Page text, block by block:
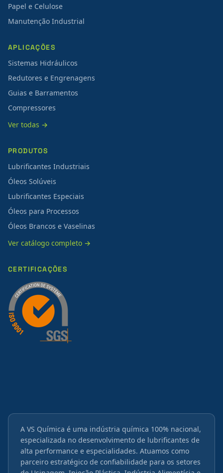
Papel e Celulose
Manutenção Industrial
APLICAÇÕES
Sistemas Hidráulicos
Redutores e Engrenagens
Guias e Barramentos
Compressores
Ver todas →
PRODUTOS
Lubrificantes Industriais
Óleos Solúveis
Lubrificantes Especiais
Óleos para Processos
Óleos Brancos e Vaselinas
Ver catálogo completo →
CERTIFICAÇÕES
A VS Química é uma indústria química 100% nacional,
especializada no desenvolvimento de lubrificantes de
alta performance e especialidades. Atuamos como
parceiro estratégico de confiabilidade para os setores